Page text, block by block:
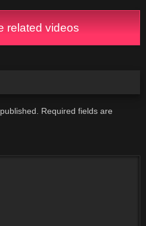
related videos
Required fields are